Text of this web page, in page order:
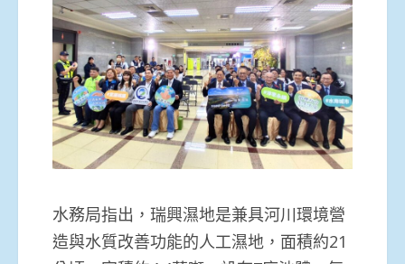
水務局指出，瑞興濕地是兼具河川環境營
造與水質改善功能的人工濕地，面積約21